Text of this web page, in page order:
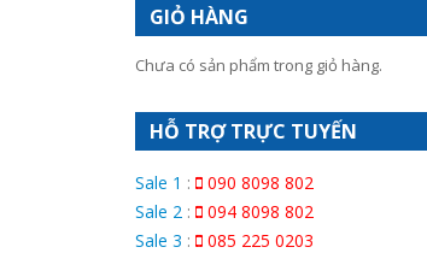
GIỎ HÀNG
Chưa có sản phẩm trong giỏ hàng.
HỖ TRỢ TRỰC TUYẾN
Sale 1 :
090 8098 802
Sale 2 :
094 8098 802
Sale 3 :
085 225 0203